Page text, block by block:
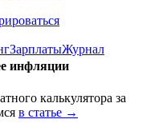
ЗарплатыЖурнал
инфляции
калькулятора за
в статье →